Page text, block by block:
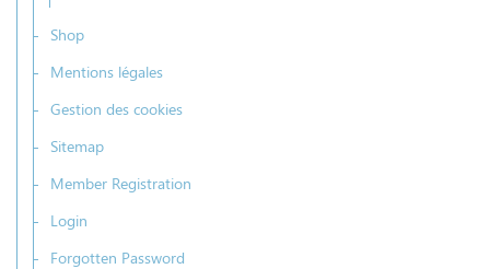
Shop
Mentions légales
Gestion des cookies
Sitemap
Member Registration
Login
Forgotten Password